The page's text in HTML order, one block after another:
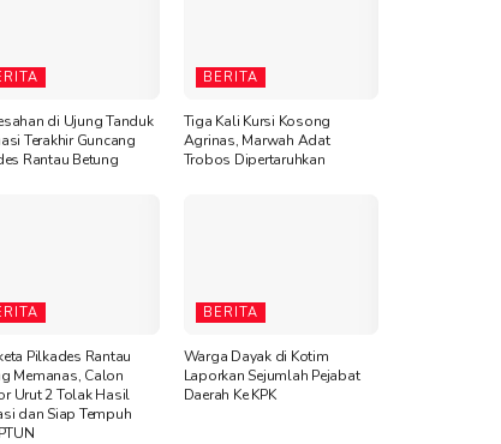
di Ujung Tanduk
Terakhir Guncang
Rantau Betung
BERITA
Tiga Kali Kursi Kosong
Agrinas, Marwah Adat
Trobos Dipertaruhkan
Pilkades Rantau
Memanas, Calon
Urut 2 Tolak Hasil
dan Siap Tempuh
BERITA
Warga Dayak di Kotim
Laporkan Sejumlah Pejabat
Daerah Ke KPK